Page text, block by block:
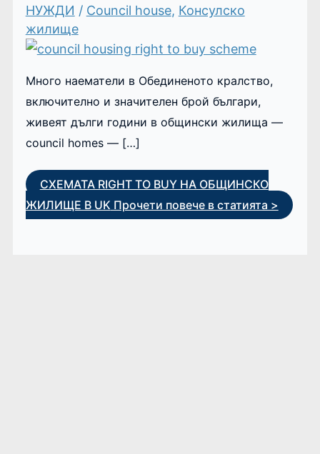
НУЖДИ / Council house, Консулско
жилище
Много наематели в Обединеното кралство,
включително и значителен брой българи,
живеят дълги години в общински жилища —
council homes — […]
СХЕМАТА RIGHT TO BUY НА ОБЩИНСКО
ЖИЛИЩЕ В UK Прочети повече в статията >